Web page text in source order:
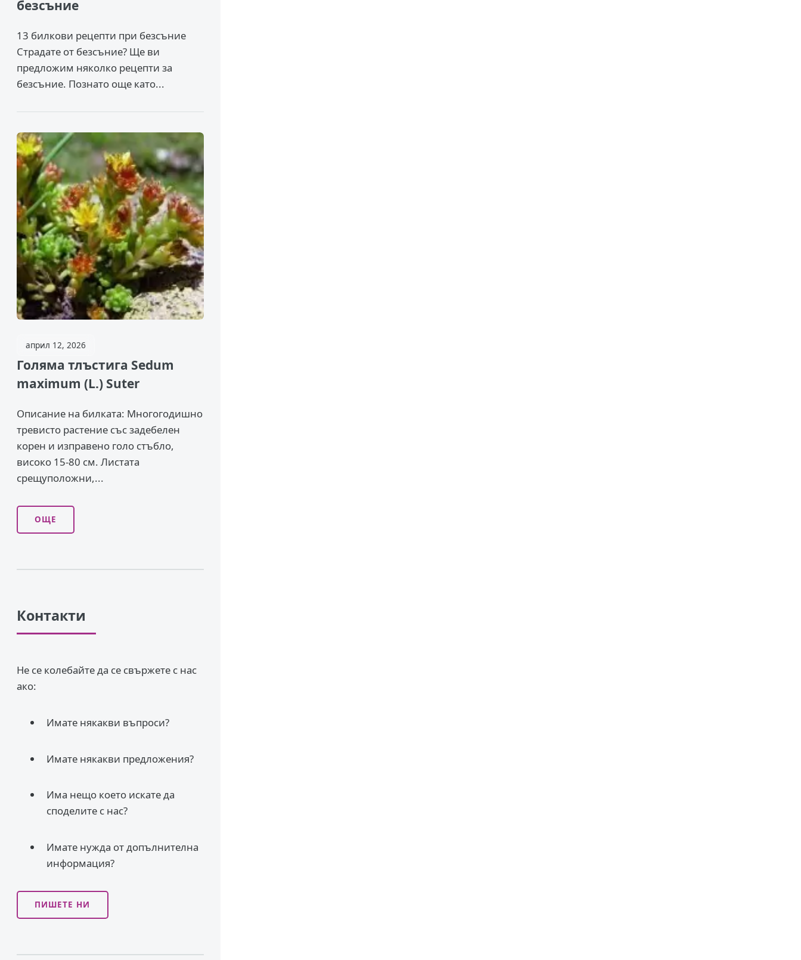
безсъние
13 билкови рецепти при безсъние
Страдате от безсъние? Ще ви
предложим няколко рецепти за
безсъние. Познато още като...
април 12, 2026
Голяма тлъстига Sedum
maximum (L.) Suter
Описание на билката: Многогодишно
тревисто растение със задебелен
корен и изправено го­ло стъбло,
високо 15-80 см. Листата
срещуположни,...
ОЩЕ
Контакти
Не се колебайте да се свържете с нас
ако:
Имате някакви въпроси?
Имате някакви предложения?
Има нещо което искате да
споделите с нас?
Имате нужда от допълнителна
информация?
ПИШЕТЕ НИ